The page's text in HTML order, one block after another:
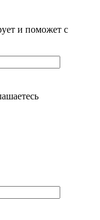
и поможет с